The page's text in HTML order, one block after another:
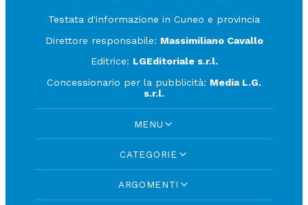
Testata d'informazione in Cuneo e provincia
Direttore responsabile: Massimiliano Cavallo
Editrice: LGEditoriale s.r.l.
Concessionario per la pubblicità: Media L.G.
s.r.l.
MENU
CATEGORIE
ARGOMENTI